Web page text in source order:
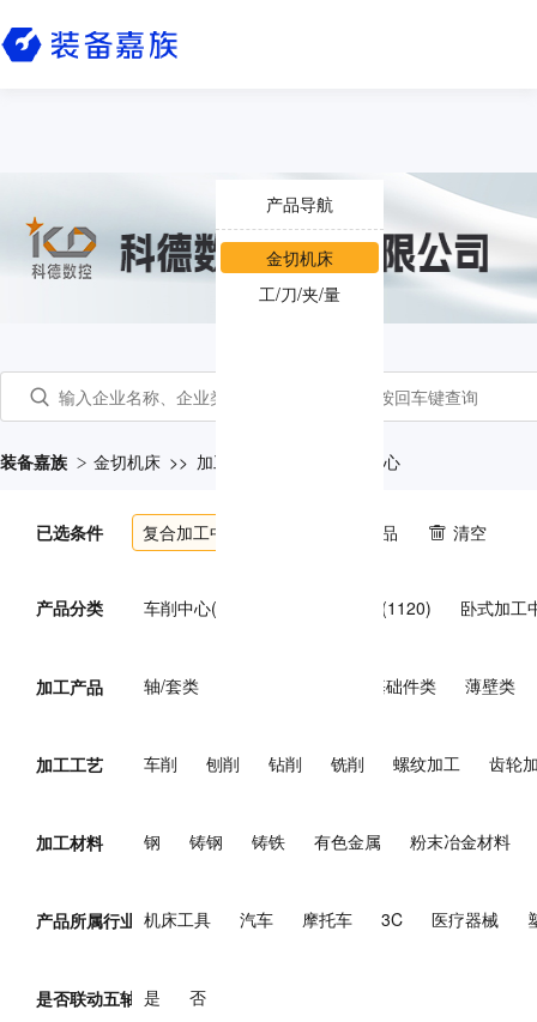
装备嘉族 金切机床 >> 加工中心 复合加工中心
已选条件 复合加工中心 个产品 清空
产品分类 车削中心(169) 立式加工中心(1120)
卧式加工
加工产品
轴/套类 基础件类 薄壁类
加工工艺 车削 刨削 钻削 铣削 螺纹加工 齿轮
加工材料 钢 铸钢 铸铁 有色金属 粉末冶金材料
产品所属行业 机床工具 汽车 摩托车 3C 医疗器械
是否联动五轴 是 否
产品导航
金切机床
工/刀/夹/量